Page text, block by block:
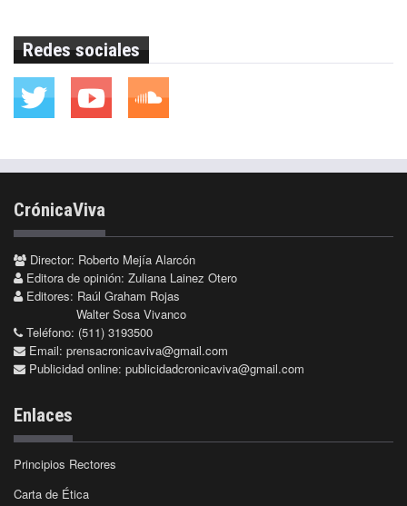
Redes sociales
CrónicaViva
Director: Roberto Mejía Alarcón
Editora de opinión: Zuliana Lainez Otero
Editores: Raúl Graham Rojas
Walter Sosa Vivanco
Teléfono: (511) 3193500
Email: prensacronicaviva@gmail.com
Publicidad online: publicidadcronicaviva@gmail.com
Enlaces
Principios Rectores
Carta de Ética